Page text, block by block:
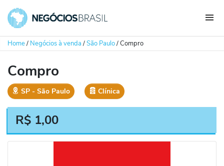
Home/ Negócios à venda/São Paulo/Compro
Compro
SP ‐ São Paulo Clínica
R$ 1,00